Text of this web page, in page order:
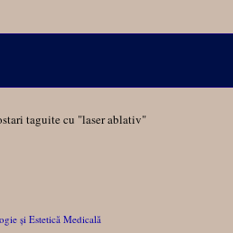
taguite cu "laser ablativ"
și Estetică Medicală